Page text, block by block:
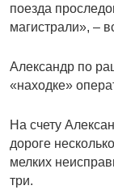
поезда
магистрали», –
Александр по
«находке»
На счету
дороге
мелких
три.